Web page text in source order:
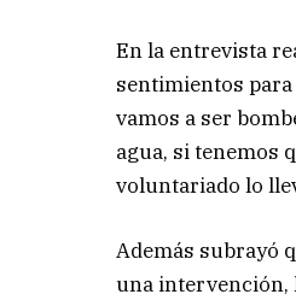
En la entrevista
sentimientos
vamos a ser
agua, si tenemos
voluntariado lo
Además subrayó
una intervención,